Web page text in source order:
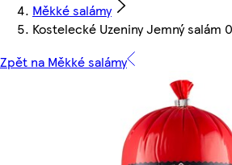
Měkké salámy
Kostelecké Uzeniny Jemný salám
Zpět na Měkké salámy